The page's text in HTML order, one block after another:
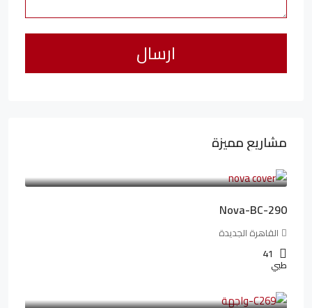
مشاريع مميزة
6,323,076LE
Nova-BC-290
القاهرة الجديدة
41
طبي
4,402,000LE